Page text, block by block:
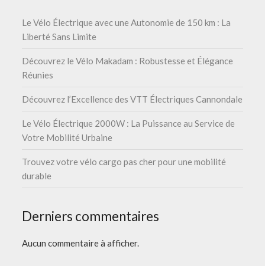
Le Vélo Électrique avec une Autonomie de 150 km : La
Liberté Sans Limite
Découvrez le Vélo Makadam : Robustesse et Élégance
Réunies
Découvrez l’Excellence des VTT Électriques Cannondale
Le Vélo Électrique 2000W : La Puissance au Service de
Votre Mobilité Urbaine
Trouvez votre vélo cargo pas cher pour une mobilité
durable
Derniers commentaires
Aucun commentaire à afficher.